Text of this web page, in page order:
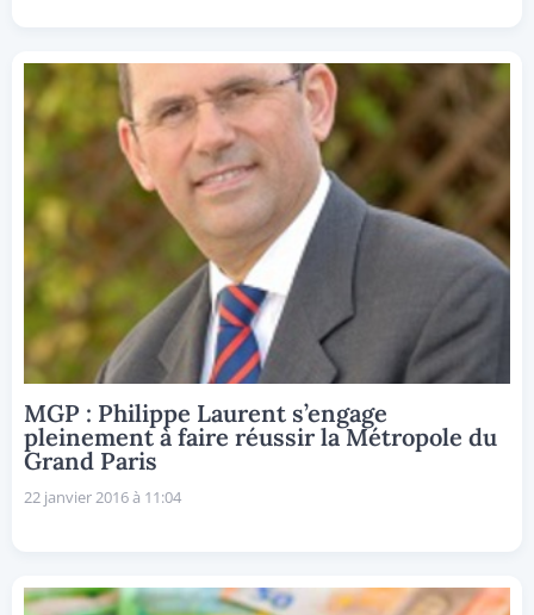
MGP : Philippe Laurent s’engage
pleinement à faire réussir la Métropole du
Grand Paris
22 janvier 2016 à 11:04